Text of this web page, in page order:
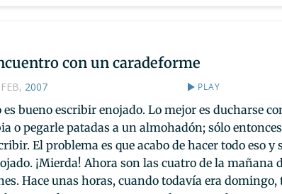
con un caradeforme
, 2007 PLAY
es bueno escribir enojado. Lo mejor es ducharse
o pegarle patadas a un almohadón; sólo
El problema es que acabo de hacer todo eso y
¡Mierda! Ahora son las cuatro de la mañana
Hace unas horas, cuando todavía era domingo,